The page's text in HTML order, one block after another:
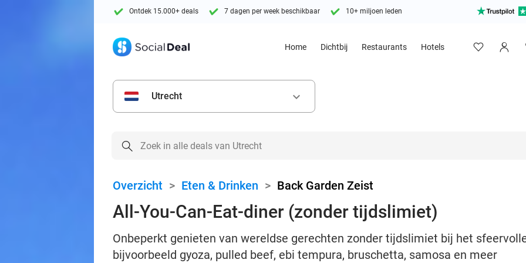
Ontdek 15.000+ deals 7 dagen per week beschikbaar 10+ miljoen leden
Home Dichtbij Restaurants Hotels
Utrecht keyboard_arrow_down
Overzicht > Eten & Drinken > Back Garden Zeist
All-You-Can-Eat-diner (zonder tijdslimiet)
Onbeperkt genieten van wereldse gerechten zonder tijdslimiet bij het
bijvoorbeeld gyoza, pulled beef, ebi tempura, bruschetta, samosa en meer